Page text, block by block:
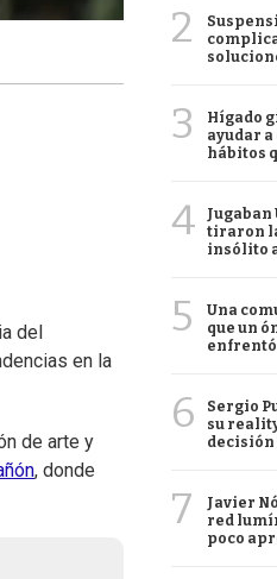
del
en la
de arte y
, donde
2
3
Hígado
ayudar
hábitos
4
Jugaban
tiraron
insólito
5
Una
que un
enfrentó
6
Sergio
su
decisión
7
Javier
red
poco